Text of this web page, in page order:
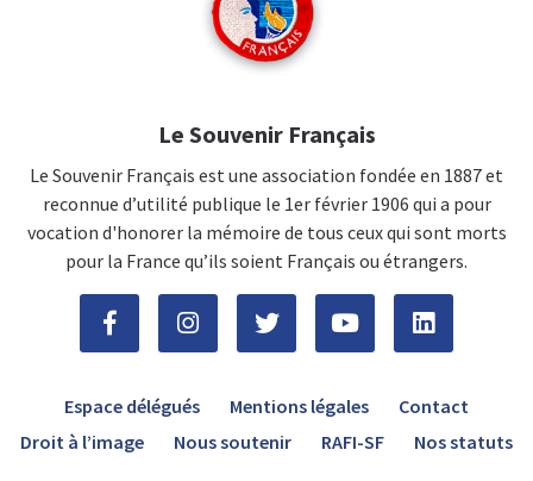
Le Souvenir Français
Le Souvenir Français est une association fondée en 1887 et
reconnue d’utilité publique le 1er février 1906 qui a pour
vocation d'honorer la mémoire de tous ceux qui sont morts
pour la France qu’ils soient Français ou étrangers.
Espace délégués Mentions légales
Contact
Droit à l’image
Nous soutenir RAFI-SF Nos statuts